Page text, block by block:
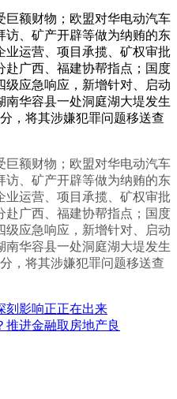
额财物；欧盟对华电动汽车
访、矿产开辟等做为纳贿的东
业运营、项目承揽、矿权审批
赴广西、福建协帮指点；国度
级应急响应，新增针对、启动
华容县一处洞庭湖大堤发生
，将其涉嫌犯罪问题移送查
额财物；欧盟对华电动汽车
访、矿产开辟等做为纳贿的东
业运营、项目承揽、矿权审批
赴广西、福建协帮指点；国度
级应急响应，新增针对、启动
华容县一处洞庭湖大堤发生
，将其涉嫌犯罪问题移送查
刻影响正正在出来
推进金融取房地产良